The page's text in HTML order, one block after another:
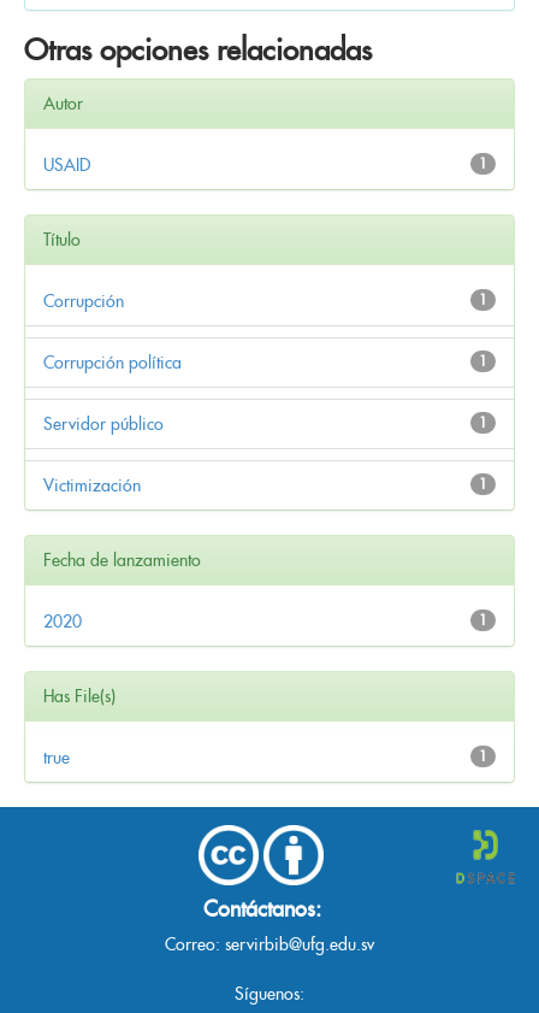
Otras opciones relacionadas
Autor
1
USAID
Título
1
Corrupción
1
Corrupción política
1
Servidor público
1
Victimización
Fecha de lanzamiento
1
2020
Has File(s)
1
true
Contáctanos:
Correo: servirbib@ufg.edu.sv
Síguenos: